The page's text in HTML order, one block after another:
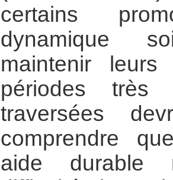
certains
dynamique
maintenir
périodes très
traversées
comprendre
aide durable